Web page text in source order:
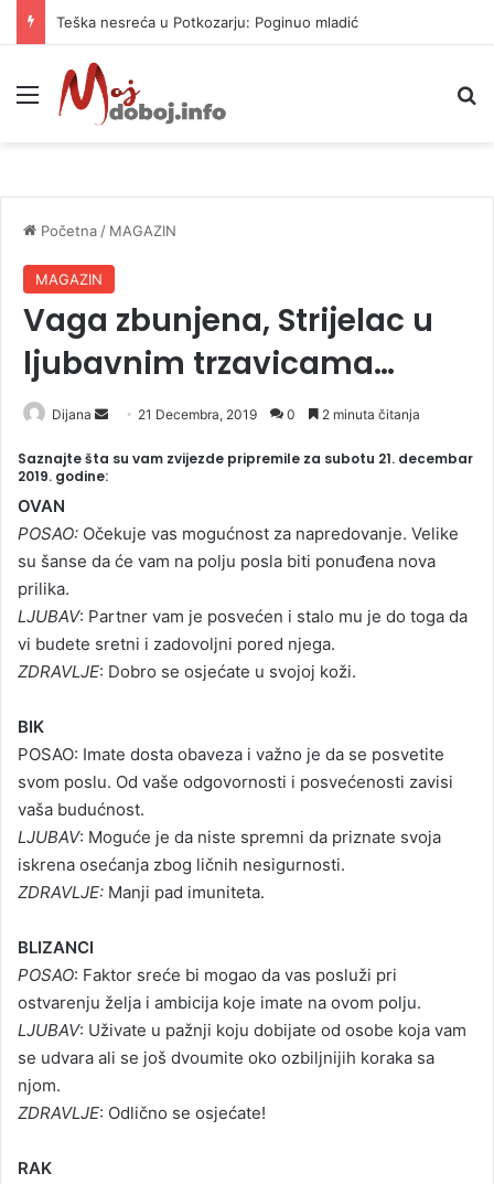
Teška nesreća u Potkozarju: Poginuo mladić
Meni
Početna / MAGAZIN
MAGAZIN
Vaga zbunjena, Strijelac u
ljubavnim trzavicama…
Dijana
n
a
l
21 Decembra, 2019 0 2 minuta čitanja
Saznajte šta su vam zvijezde pripremile za subotu 21. decembar
2019. godine:
OVAN
POSAO: Očekuje vas mogućnost za napredovanje. Velike
su šanse da će vam na polju posla biti ponuđena nova
prilika.
LJUBAV: Partner vam je posvećen i stalo mu je do toga da
vi budete sretni i zadovoljni pored njega.
ZDRAVLJE: Dobro se osjećate u svojoj koži.
BIK
POSAO: Imate dosta obaveza i važno je da se posvetite
svom poslu. Od vaše odgovornosti i posvećenosti zavisi
vaša budućnost.
LJUBAV: Moguće je da niste spremni da priznate svoja
iskrena osećanja zbog ličnih nesigurnosti.
ZDRAVLJE: Manji pad imuniteta.
BLIZANCI
POSAO: Faktor sreće bi mogao da vas posluži pri
ostvarenju želja i ambicija koje imate na ovom polju.
LJUBAV: Uživate u pažnji koju dobijate od osobe koja vam
se udvara ali se još dvoumite oko ozbiljnijih koraka sa
njom.
ZDRAVLJE: Odlično se osjećate!
RAK